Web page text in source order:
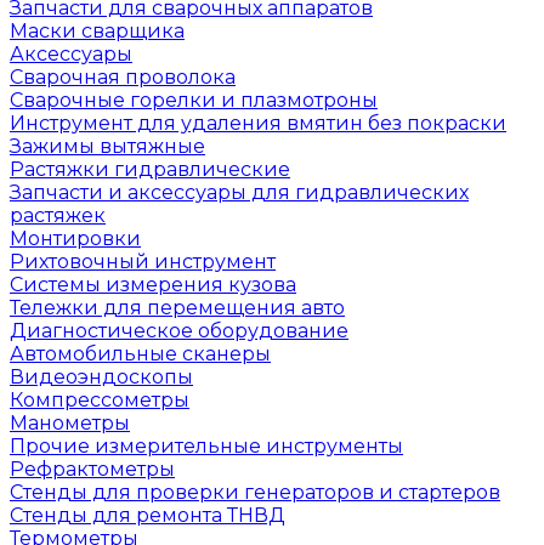
Запчасти для сварочных аппаратов
Маски сварщика
Аксессуары
Сварочная проволока
Сварочные горелки и плазмотроны
Инструмент для удаления вмятин без покраски
Зажимы вытяжные
Растяжки гидравлические
Запчасти и аксессуары для гидравлических
растяжек
Монтировки
Рихтовочный инструмент
Системы измерения кузова
Тележки для перемещения авто
Диагностическое оборудование
Автомобильные сканеры
Видеоэндоскопы
Компрессометры
Манометры
Прочие измерительные инструменты
Рефрактометры
Стенды для проверки генераторов и стартеров
Стенды для ремонта ТНВД
Термометры